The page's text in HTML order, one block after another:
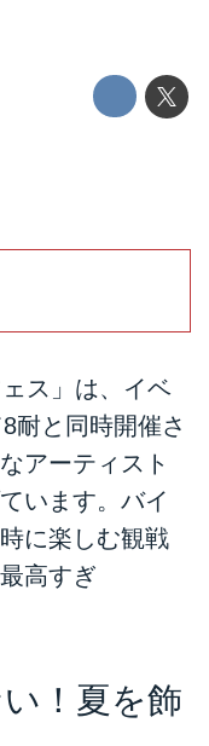
ス」は、イベ
耐と同時開催さ
アーティスト
います。バイ
に楽しむ観戦
高すぎ
！夏を飾